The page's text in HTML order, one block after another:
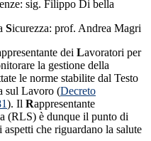
sig. Filippo Di bella
Sicurezza: prof. Andrea Magri
dei Lavoratori per
la gestione della
le norme stabilite dal Testo
sul Lavoro (Decreto
). Il Rappresentante
(RLS) è dunque il punto di
che riguardano la salute